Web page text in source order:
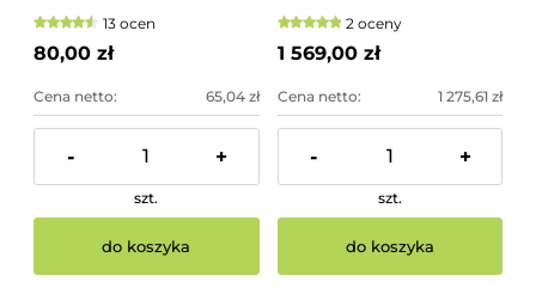
13 ocen
80,00 zł
Cena netto: 65,04 zł
- +
szt.
do koszyka
2 oceny
1 569,00 zł
Cena netto: 1 275,61 zł
- +
szt.
do koszyka